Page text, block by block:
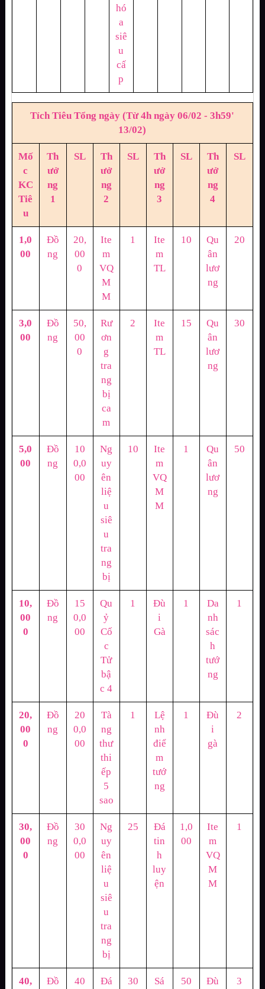
hó
a
siê
u
cấ
p
Tích Tiêu Tổng ngày (Từ 4h ngày 06/02 - 3h59'
13/02)
Mố
c
KC
Tiê
u
Th
ưở
ng
1
SL
Th
ưở
ng
2
SL
Th
ưở
ng
3
SL
Th
ưở
ng
4
SL
1,0
00
Đồ
ng
20,
00
0
Ite
m
VQ
M
M
1
Ite
m
TL
10
Qu
ân
lươ
ng
20
3,0
00
Đồ
ng
50,
00
0
Rư
ơn
g
tra
ng
bị
ca
m
2
Ite
m
TL
15
Qu
ân
lươ
ng
30
5,0
00
Đồ
ng
10
0,0
00
Ng
uy
ên
liệ
u
siê
u
tra
ng
bị
10
Ite
m
VQ
M
M
1
Qu
ân
lươ
ng
50
10,
00
0
Đồ
ng
15
0,0
00
Qu
ỷ
Cố
c
Tử
bậ
c 4
1
Đù
i
Gà
1
Da
nh
sác
h
tướ
ng
1
20,
00
0
Đồ
ng
20
0,0
00
Tà
ng
thư
thi
ếp
5
sao
1
Lệ
nh
điể
m
tướ
ng
1
Đù
i
gà
2
30,
00
0
Đồ
ng
30
0,0
00
Ng
uy
ên
liệ
u
siê
u
tra
ng
bị
25
Đá
tin
h
luy
ện
1,0
00
Ite
m
VQ
M
M
1
40,
Đồ
40
Đá
30
Sá
50
Đù
3